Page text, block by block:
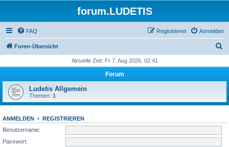
forum.LUDETIS
FAQ Anmelden
Registrieren
Foren-Übersicht
h
Aktuelle Zeit: Fr 7. Aug 2026, 02:41
Forum
Ludetis Allgemein
Themen: 1
ANMELDEN • REGISTRIEREN
Benutzername:
Passwort: